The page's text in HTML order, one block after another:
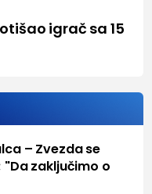
igrač sa 15
– Zvezda se
zaključimo o